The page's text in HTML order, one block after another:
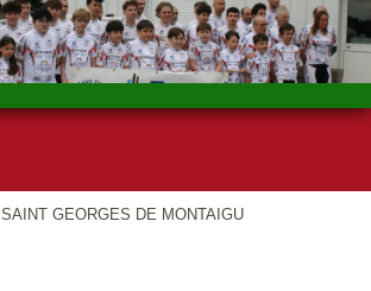
SAINT GEORGES DE MONTAIGU